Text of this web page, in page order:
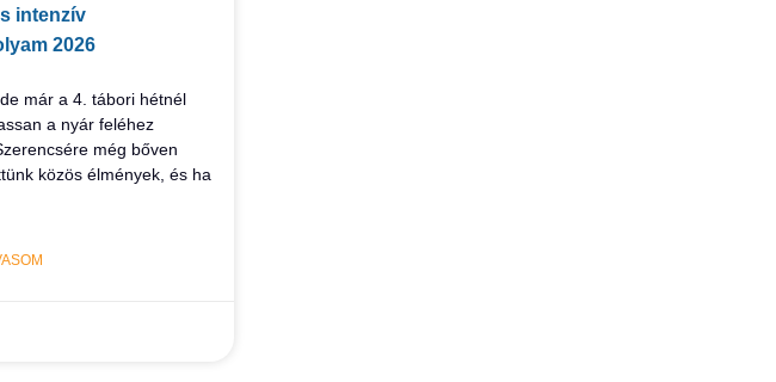
intenzív
2026
már a 4. tábori hétnél
a nyár feléhez
még bőven
közös élmények, és ha